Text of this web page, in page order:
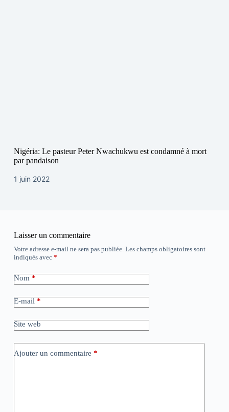
Nigéria: Le pasteur Peter Nwachukwu est condamné à mort
par pandaison
1 juin 2022
Laisser un commentaire
Votre adresse e-mail ne sera pas publiée. Les champs obligatoires sont
indiqués avec *
Nom *
E-mail *
Site web
Ajouter un commentaire *